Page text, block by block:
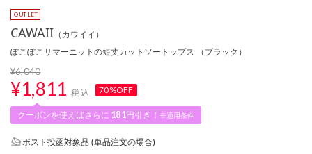
CAWAII （カワイイ）
ぽこぽこサマーニットの短丈カットソートップス （ブラック）
¥6,040
¥1,811 税込 70%OFF
クーポンを使えばさらに 181円引き！ ※適用条件
ポスト投函対象品 (単品注文の場合)